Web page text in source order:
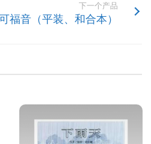
下一个产品
福音（平装、和合本）